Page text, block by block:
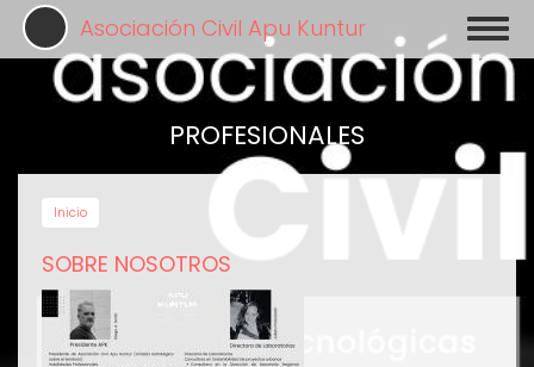
Pasar
contenido
principal
Asociación Civil Apu Kuntur
PROFESIONALES
Inicio
SOBRE NOSOTROS